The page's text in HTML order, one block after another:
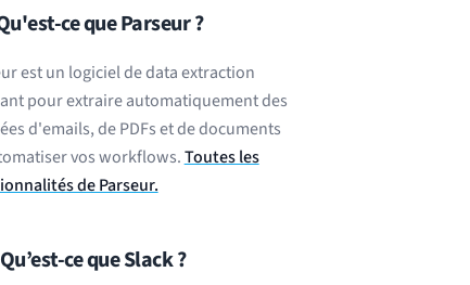
ce que Parseur ?
est un logiciel de data extraction
pour extraire automatiquement des
d'emails, de PDFs et de documents
vos workflows.Toutes les
de Parseur.
Qu’est-ce que Slack ?